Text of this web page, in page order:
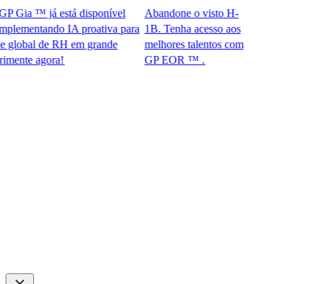
™ já está disponível
IA proativa para
de RH em grande
agora!​​
Abandone o visto H-
1B. Tenha acesso aos
melhores talentos com
GP EOR ™ .​​